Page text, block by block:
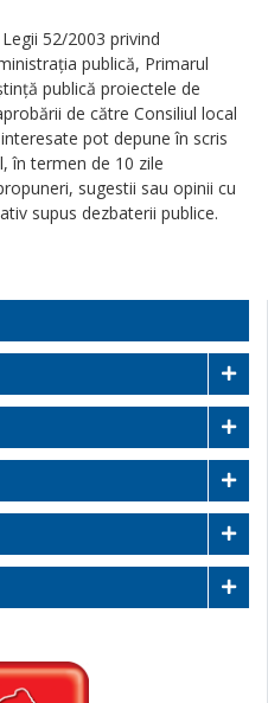
52/2003 privind
publică, Primarul
publică proiectele de
de către Consiliul local
pot depune în scris
în termen de 10 zile
sugestii sau opinii cu
supus dezbaterii publice.